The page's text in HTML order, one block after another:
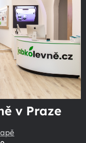
v Praze